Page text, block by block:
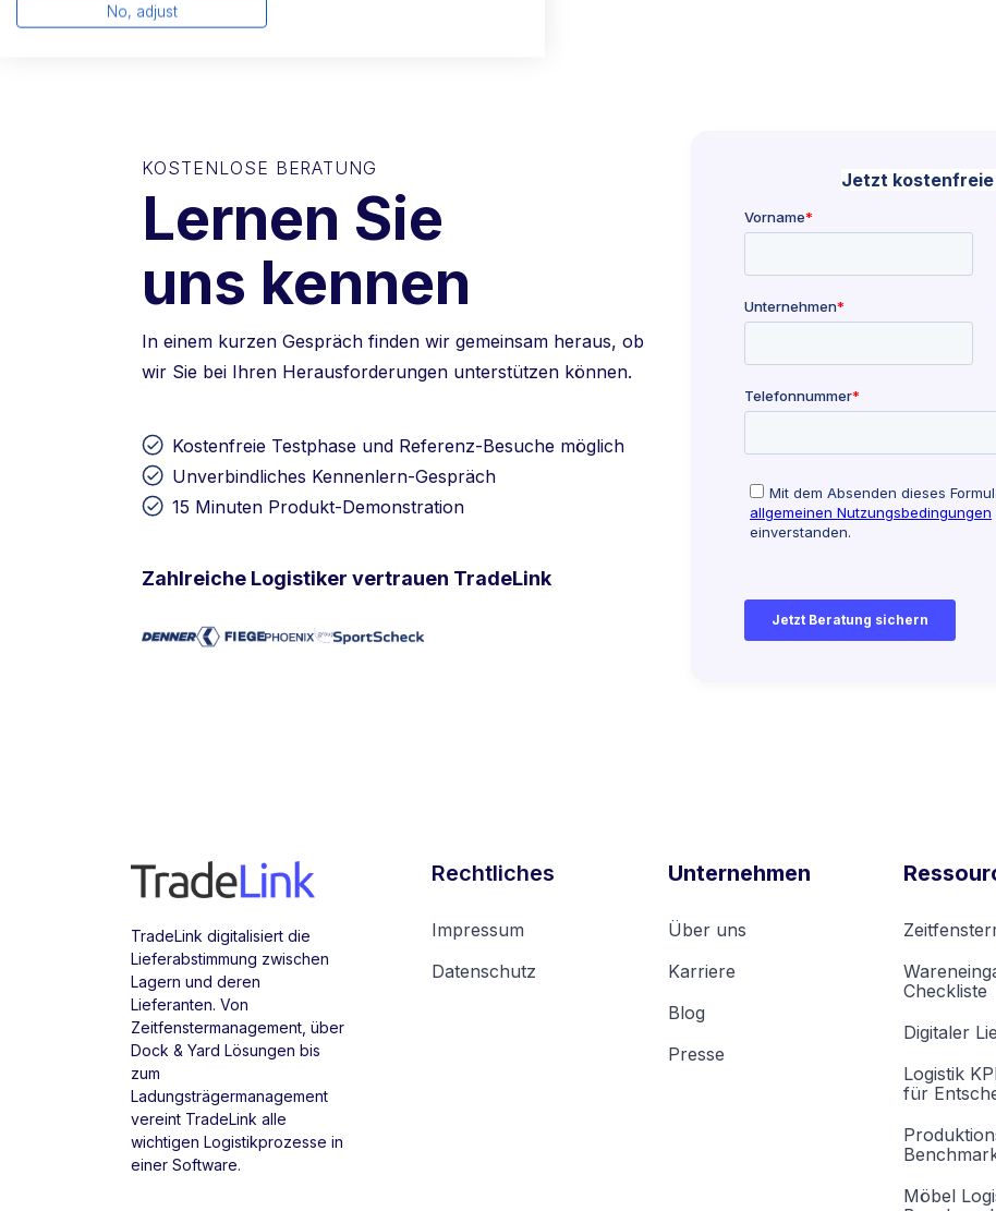
KOSTENLOSE BERATUNG
Lernen Sie
uns kennen
In einem kurzen Gespräch finden wir gemeinsam heraus, ob
wir Sie bei Ihren Herausforderungen unterstützen können.
Kostenfreie Testphase und Referenz-Besuche möglich
Unverbindliches Kennenlern-Gespräch
15 Minuten Produkt-Demonstration
Zahlreiche Logistiker vertrauen TradeLink
TradeLink digitalisiert die
Lieferabstimmung zwischen
Lagern und deren
Lieferanten. Von
Zeitfenstermanagement, über
Dock & Yard Lösungen bis
zum
Ladungsträgermanagement
vereint TradeLink alle
wichtigen Logistikprozesse in
einer Software.
Rechtliches
Impressum
Datenschutz
Unternehmen
Über uns
Karriere
Blog
Presse
Checkliste
Digitaler
Logistik
für
Möbel
No, adjust